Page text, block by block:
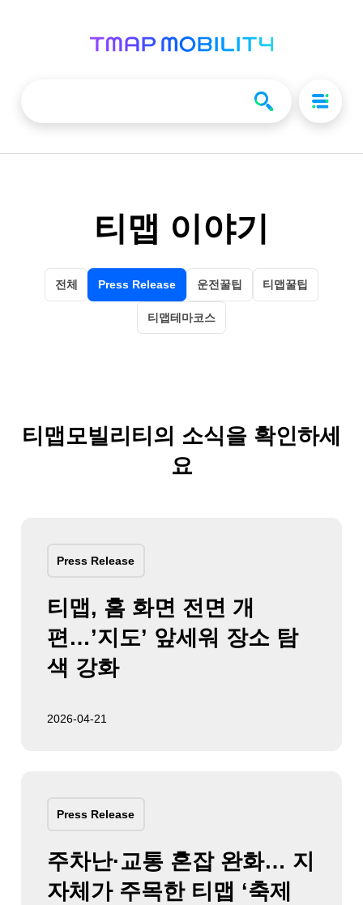
티맵 이야기
전체 Press Release 운전꿀팁 티맵꿀팁
티맵테마코스
티맵모빌리티의 소식을 확인하세
요
Press Release
티맵, 홈 화면 전면 개
편…’지도’ 앞세워 장소 탐
색 강화
2026-04-21
Press Release
주차난·교통 혼잡 완화… 지
자체가 주목한 티맵 ‘축제